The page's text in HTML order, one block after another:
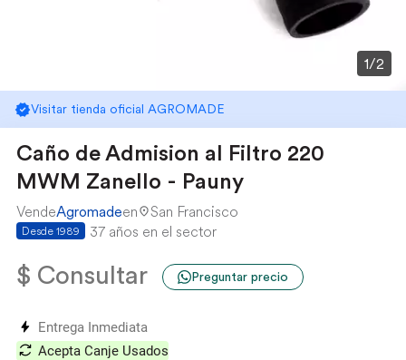
1/2
Visitar tienda oficial AGROMADE
Caño de Admision al Filtro 220
MWM Zanello - Pauny
VendeAgromadeen San Francisco
Desde 1989 37 años en el sector
$ Consultar Preguntar precio
Entrega Inmediata
Acepta Canje Usados